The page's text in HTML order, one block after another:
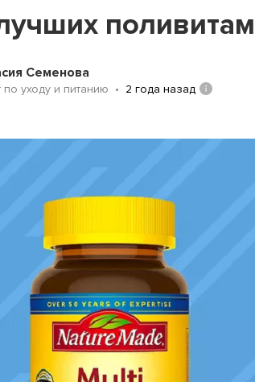
Семенова
по уходу и питанию 2 года назад